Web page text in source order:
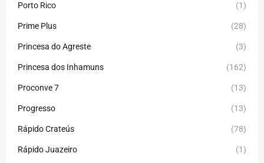
Porto Rico (1)
Prime Plus (28)
Princesa do Agreste (3)
Princesa dos Inhamuns (162)
Proconve 7 (13)
Progresso (13)
Rápido Crateús (78)
Rápido Juazeiro (1)